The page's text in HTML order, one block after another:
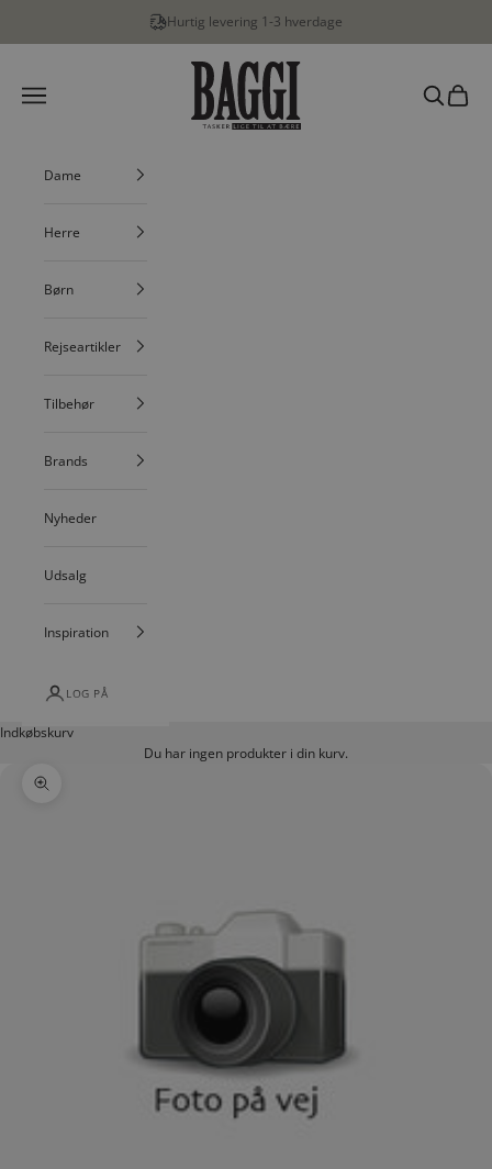
Hurtig levering 1-3 hverdage
BAGGI
Menu
Søg
Dame
Herre
Børn
Rejseartikler
Tilbehør
Brands
Nyheder
Udsalg
Inspiration
LOG PÅ
Indkøbskurv
Du har ingen produkter i din kurv.
Zoom